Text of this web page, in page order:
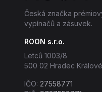
Česká značka
vypínačů a zásuvek.
ROON s.r.o.
Letců 1003/8
500 02 Hradec Králové
IČO: 27558771